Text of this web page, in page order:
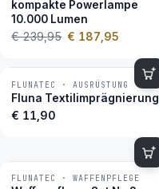
kompakte Powerlampe
10.000 Lumen
€ 239,95 € 187,95
BESTSELLER
FLUNATEC · AUSRÜSTUNG
Fluna Textilimprägnierung
€ 11,90
BESTSELLER
FLUNATEC · WAFFENPFLEGE